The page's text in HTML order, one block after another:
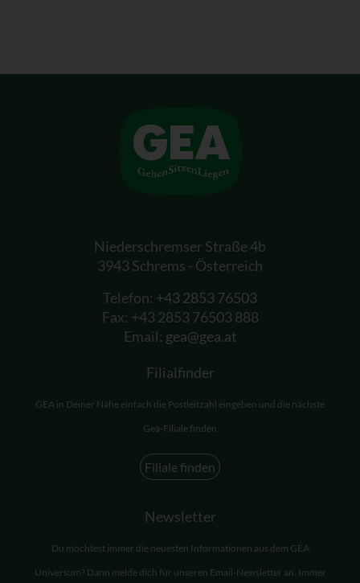
Niederschremser Straße 4b
3943 Schrems - Österreich
Telefon: +43 2853 76503
Fax: +43 2853 76503 888
Email: gea@gea.at
Filialfinder
GEA in Deiner Nähe einfach die Postleitzahl eingeben und die nächste
Gea-Filiale finden
Filiale finden
Newsletter
Du möchtest immer die neuesten Informationen aus dem GEA
Universum? Dann melde dich für unseren Email-Newsletter an. Immer